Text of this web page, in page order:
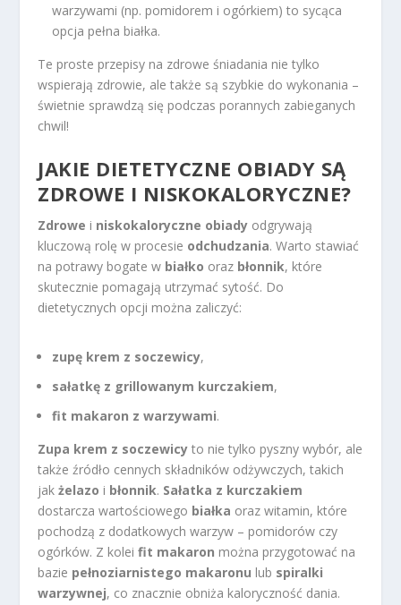
warzywami (np. pomidorem i ogórkiem) to sycąca
opcja pełna białka.
Te proste przepisy na zdrowe śniadania nie tylko
wspierają zdrowie, ale także są szybkie do wykonania –
świetnie sprawdzą się podczas porannych zabieganych
chwil!
JAKIE DIETETYCZNE OBIADY SĄ
ZDROWE I NISKOKALORYCZNE?
Zdrowe i niskokaloryczne obiady odgrywają
kluczową rolę w procesie odchudzania. Warto stawiać
na potrawy bogate w białko oraz błonnik, które
skutecznie pomagają utrzymać sytość. Do
dietetycznych opcji można zaliczyć:
zupę krem z soczewicy,
sałatkę z grillowanym kurczakiem,
fit makaron z warzywami.
Zupa krem z soczewicy to nie tylko pyszny wybór, ale
także źródło cennych składników odżywczych, takich
jakżelazo i błonnik. Sałatka z kurczakiem
dostarcza wartościowego białka oraz witamin, które
pochodzą z dodatkowych warzyw – pomidorów czy
ogórków. Z koleifit makaron można przygotować na
bazie pełnoziarnistego makaronu lub spiralki
warzywnej, co znacznie obniża kaloryczność dania.